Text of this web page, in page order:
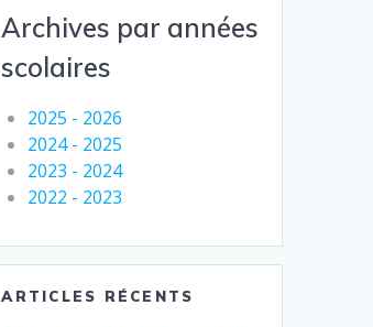
Archives par années
scolaires
2025 - 2026
2024 - 2025
2023 - 2024
2022 - 2023
ARTICLES RÉCENTS